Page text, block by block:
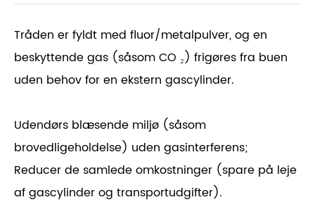
Tråden er fyldt med fluor/metalpulver, og en
beskyttende gas (såsom CO ₂) frigøres fra buen
uden behov for en ekstern gascylinder.
Udendørs blæsende miljø (såsom
brovedligeholdelse) uden gasinterferens;
Reducer de samlede omkostninger (spare på leje
af gascylinder og transportudgifter).